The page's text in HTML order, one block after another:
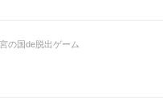
の国de脱出ゲーム